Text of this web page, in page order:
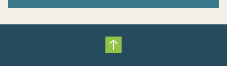
Nach oben scrollen